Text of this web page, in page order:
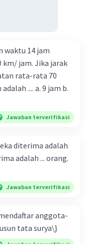
waktu 14 jam
jam. Jika jarak
rata-rata 70
a. 9 jam b.
Jawaban terverifikasi
diterima adalah
adalah ... orang.
Jawaban terverifikasi
anggota-
tata surya\}